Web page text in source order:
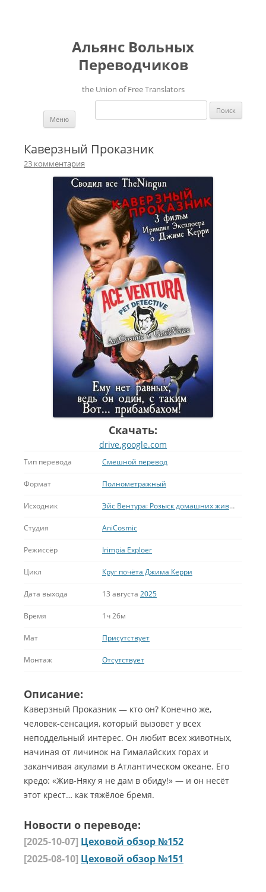
Альянс Вольных
Переводчиков
the Union of Free Translators
Найти:
Меню
Каверзный Проказник
23 комментария
Скачать:
drive.google.com
Тип перевода Смешной перевод
Формат Полнометражный
Исходник Эйс Вентура: Розыск домашних животных
Студия AniCosmic
Режиссёр Irimpia Exploer
Цикл Круг почёта Джима Керри
Дата выхода 13 августа 2025
Время 1ч 26м
Мат Присутствует
Монтаж Отсутствует
Описание:
Каверзный Проказник — кто он? Конечно же,
человек-сенсация, который вызовет у всех
неподдельный интерес. Он любит всех животных,
начиная от личинок на Гималайских горах и
заканчивая акулами в Атлантическом океане. Его
кредо: «Жив-Няку я не дам в обиду!» — и он несёт
этот крест… как тяжёлое бремя.
Новости о переводе:
[2025-10-07] Цеховой обзор №152
[2025-08-10] Цеховой обзор №151